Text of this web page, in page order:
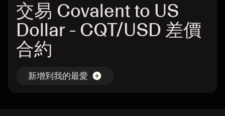
交易 Covalent to US
Dollar - CQT/USD 差價
合約
新增到我的最愛